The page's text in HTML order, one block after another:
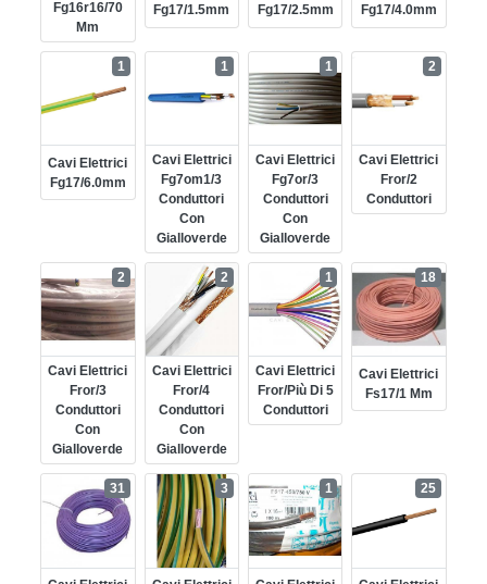
Fg16r16/70
Mm
Fg17/1.5mm Fg17/2.5mm Fg17/4.0mm
Cavi Elettrici
Fg17/6.0mm
1
Cavi Elettrici
Fg7om1/3
Conduttori
Con
Gialloverde
1
Cavi Elettrici
Fg7or/3
Conduttori
Con
Gialloverde
1
Cavi Elettrici
Fror/2
Conduttori
2
Cavi Elettrici
Fror/3
Conduttori
Con
Gialloverde
2
Cavi Elettrici
Fror/4
Conduttori
Con
Gialloverde
2
Cavi Elettrici
Fror/più Di 5
Conduttori
1
Cavi Elettrici
Fs17/1 Mm
18
31 3 1 25